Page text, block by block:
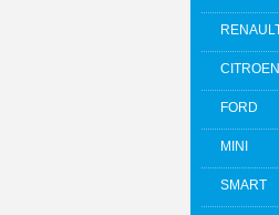
CITROEN
FORD
MINI
SMART